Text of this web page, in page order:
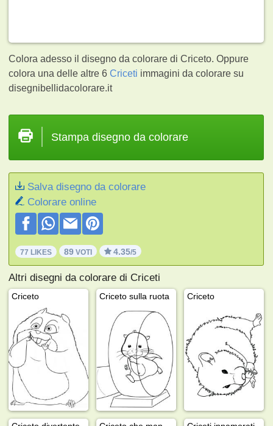
Colora adesso il disegno da colorare di Criceto. Oppure
colora una delle altre 6Criceti immagini da colorare su
disegnibellidacolorare.it
Stampa disegno da colorare
Salva disegno da colorare
Colorare online
77 LIKES 89 VOTI 4.35/5
Altri disegni da colorare di Criceti
Criceto Criceto sulla ruota Criceto